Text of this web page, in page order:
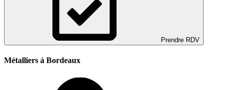
Prendre RDV
Métalliers à Bordeaux